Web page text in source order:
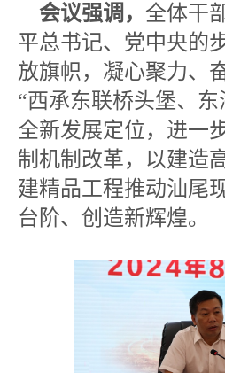
会议强调， 全体干
平总书记、党中央的
放旗帜，凝心聚力、
“西承东联桥头堡、
全新发展定位，进一
制机制改革，以建造
建精品工程推动汕尾
台阶、创造新辉煌。